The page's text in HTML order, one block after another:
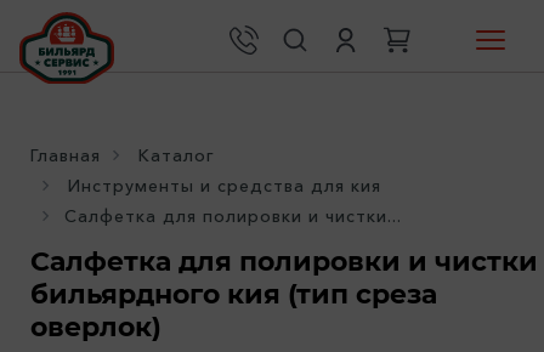
Главная
Каталог
Инструменты и средства для кия
Салфетка для полировки и чистки...
Салфетка для полировки и чистки
бильярдного кия (тип среза
оверлок)